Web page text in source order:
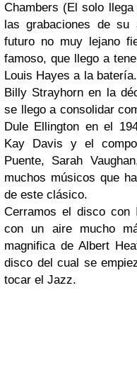
Chambers (El solo
las grabaciones de
futuro no muy lejano
famoso, que llego a
Louis Hayes a la
Billy Strayhorn en la
se llego a consolidar
Dule Ellington en el
Kay Davis y el
Puente, Sarah
muchos músicos que
de este clásico.
Cerramos el disco con
con un aire mucho
magnifica de Albert
disco del cual se
tocar el Jazz.